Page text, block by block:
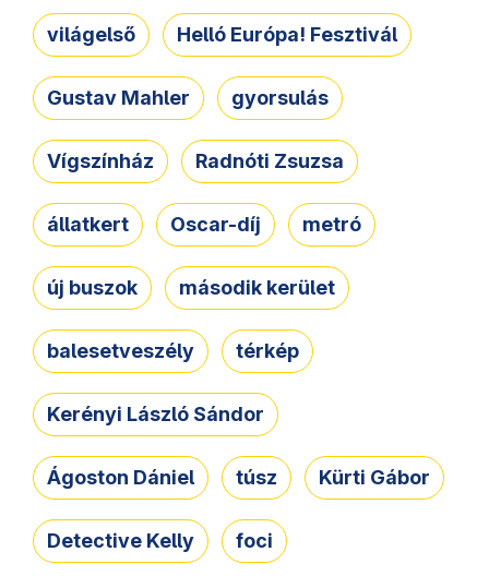
világelső Helló Európa! Fesztivál
Gustav Mahler gyorsulás
Vígszínház Radnóti Zsuzsa
állatkert Oscar-díj metró
új buszok második kerület
balesetveszély térkép
Kerényi László Sándor
Ágoston Dániel túsz Kürti Gábor
Detective Kelly foci